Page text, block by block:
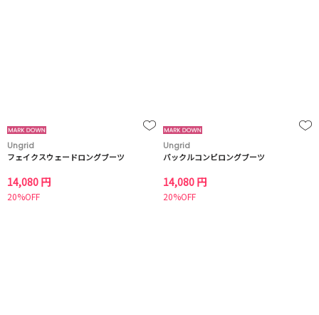
Ungrid
フェイクスウェードロングブーツ
14,080 円
20%OFF
Ungrid
バックルコンビロングブーツ
14,080 円
20%OFF